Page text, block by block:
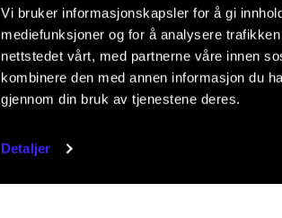
Vi bruker informasjonskapsler for å gi
mediefunksjoner og for å analysere
nettstedet vårt, med partnerne våre innen
kombinere den med annen informasjon du
gjennom din bruk av tjenestene deres.
Detaljer